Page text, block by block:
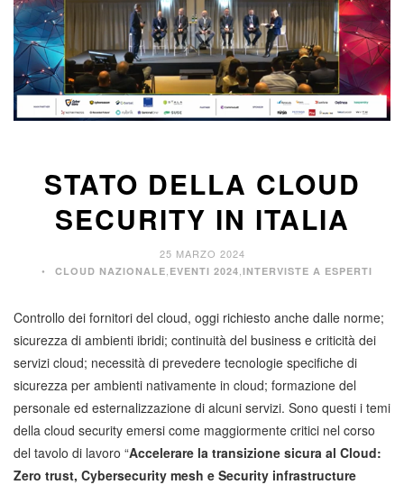
STATO DELLA CLOUD
SECURITY IN ITALIA
25 MARZO 2024
CLOUD NAZIONALE EVENTI 2024 INTERVISTE A ESPERTI
Controllo dei fornitori del cloud, oggi richiesto anche dalle norme;
sicurezza di ambienti ibridi; continuità del business e criticità dei
servizi cloud; necessità di prevedere tecnologie specifiche di
sicurezza per ambienti nativamente in cloud; formazione del
personale ed esternalizzazione di alcuni servizi. Sono questi i temi
della cloud security emersi come maggiormente critici nel corso
del tavolo di lavoro “Accelerare la transizione sicura al Cloud:
Zero trust, Cybersecurity mesh e Security infrastructure